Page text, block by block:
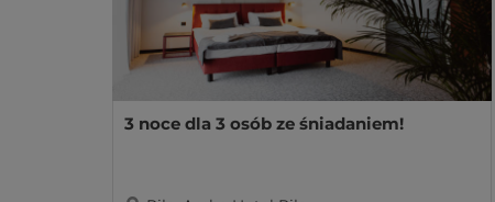
3 noce dla 3 osób ze śniadaniem!